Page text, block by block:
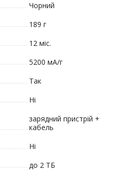
Чорний
189 г
12 міс.
5200 мА/г
Так
Ні
зарядний пристрій +
кабель
Ні
до 2 ТБ